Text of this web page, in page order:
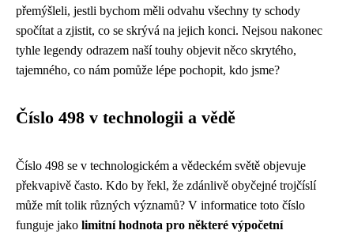
přemýšleli, jestli bychom měli odvahu všechny ty schody
spočítat a zjistit, co se skrývá na jejich konci. Nejsou nakonec
tyhle legendy odrazem naší touhy objevit něco skrytého,
tajemného, co nám pomůže lépe pochopit, kdo jsme?
Číslo 498 v technologii a vědě
Číslo 498 se v technologickém a vědeckém světě objevuje
překvapivě často. Kdo by řekl, že zdánlivě obyčejné trojčíslí
může mít tolik různých významů? V informatice toto číslo
funguje jako limitní hodnota pro některé výpočetní